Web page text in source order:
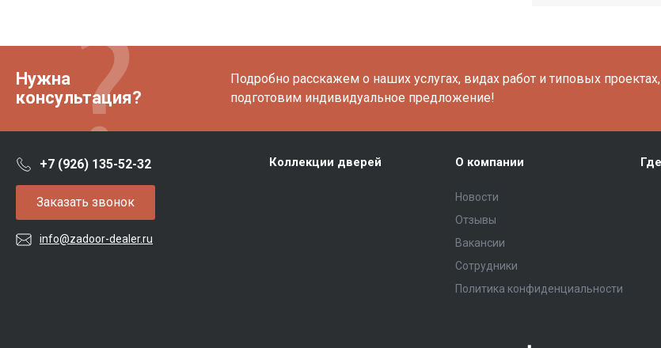
Нужна
консультация?
Подробно расскажем о наших услугах, видах работ и типовых
подготовим индивидуальное предложение!
+7 (926) 135-52-32
Заказать звонок
info@zadoor-dealer.ru
Коллекции дверей О компании
Новости
Отзывы
Вакансии
Сотрудники
Политика конфиденциальности